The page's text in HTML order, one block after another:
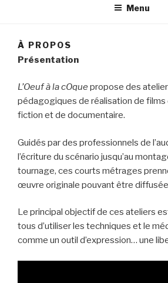
Menu
À PROPOS
Présentation
L’Oeuf à la cOque propose des
pédagogiques de réalisation de films
fiction et de documentaire.
Guidés par des professionnels de
l’écriture du scénario jusqu’au
tournage, ces courts métrages
œuvre originale pouvant être diffusée
Le principal objectif de ces ateliers
tous d’utiliser les techniques et le
comme un outil d’expression… une